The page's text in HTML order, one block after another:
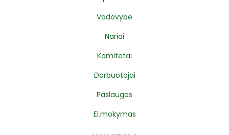
Vadovybė
Nariai
Komitetai
Darbuotojai
Paslaugos
El.mokymas